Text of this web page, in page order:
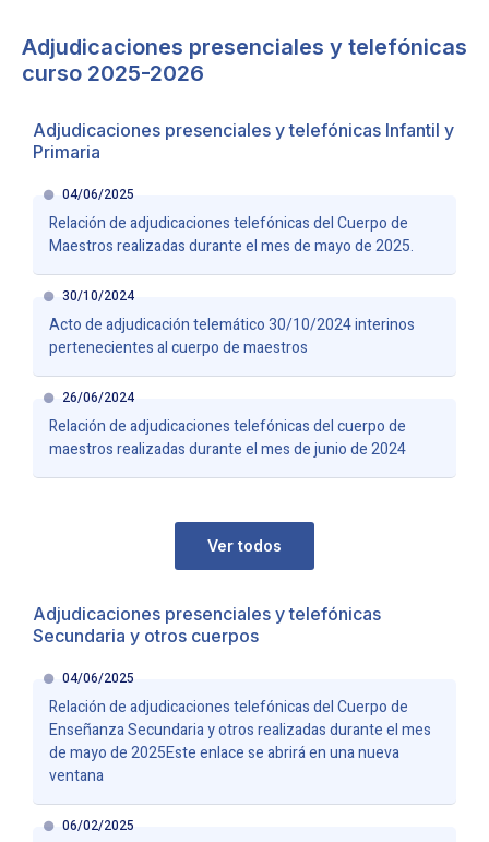
Adjudicaciones presenciales y telefónicas
curso 2025-2026
Adjudicaciones presenciales y telefónicas Infantil y
Primaria
Relación de adjudicaciones telefónicas del Cuerpo de
Maestros realizadas durante el mes de mayo de 2025.
04/06/2025
Acto de adjudicación telemático 30/10/2024 interinos
pertenecientes al cuerpo de maestros
30/10/2024
Relación de adjudicaciones telefónicas del cuerpo de
maestros realizadas durante el mes de junio de 2024
26/06/2024
Ver todos
Adjudicaciones presenciales y telefónicas
Secundaria y otros cuerpos
Relación de adjudicaciones telefónicas del Cuerpo de
Enseñanza Secundaria y otros realizadas durante el mes
de mayo de 2025Este enlace se abrirá en una nueva
ventana
04/06/2025
06/02/2025